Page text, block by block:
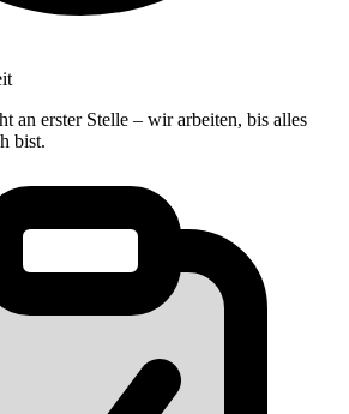
an erster Stelle – wir arbeiten, bis alles
bist.